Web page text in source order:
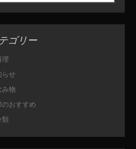
ゴリー
理
らせ
み物
のおすすめ
類